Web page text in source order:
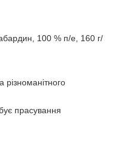
100 % п/е, 160 г/
різноманітного
прасування